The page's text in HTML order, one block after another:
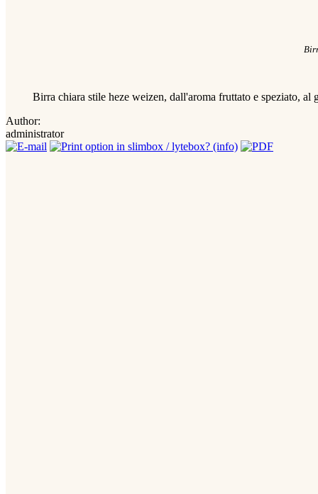
Birra chiara stile heze weizen, dall'aroma fruttato e speziato,
Author:
administrator